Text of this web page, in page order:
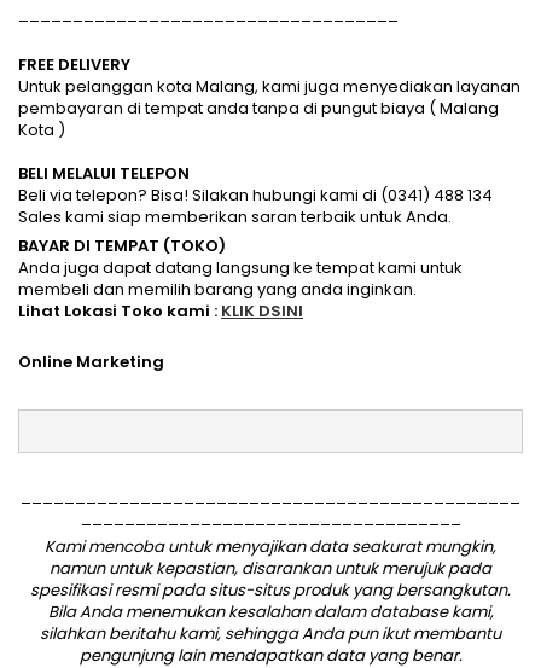
FREE DELIVERY
Untuk pelanggan kota Malang, kami juga menyediakan layanan
pembayaran di tempat anda tanpa di pungut biaya ( Malang
Kota )
BELI MELALUI TELEPON
Beli via telepon? Bisa! Silakan hubungi kami di (0341) 488 134
Sales kami siap memberikan saran terbaik untuk Anda.
BAYAR DI TEMPAT (TOKO)
Anda juga dapat datang langsung ke tempat kami untuk
membeli dan memilih barang yang anda inginkan.
Lihat Lokasi Toko kami : KLIK DSINI
Online Marketing
Kami mencoba untuk menyajikan data seakurat mungkin,
namun untuk kepastian, disarankan untuk merujuk pada
spesifikasi resmi pada situs-situs produk yang bersangkutan.
Bila Anda menemukan kesalahan dalam database kami,
silahkanberitahu kami, sehingga Anda pun ikut membantu
pengunjung lain mendapatkan data yang benar.